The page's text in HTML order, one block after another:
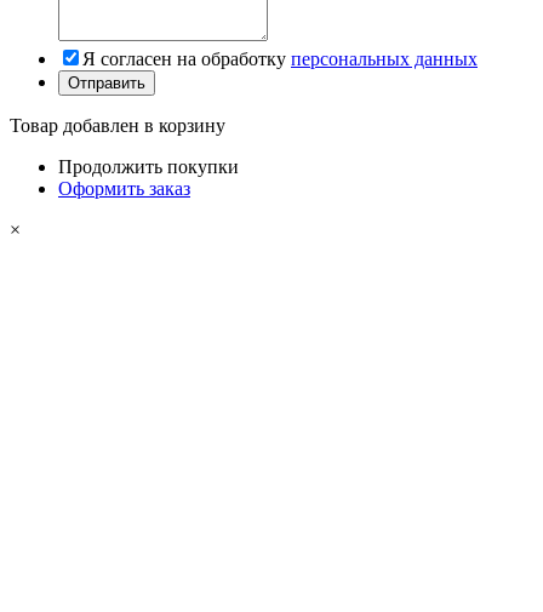
Я согласен на обработку персональных данных
Товар добавлен в корзину
Продолжить покупки
Оформить заказ
×